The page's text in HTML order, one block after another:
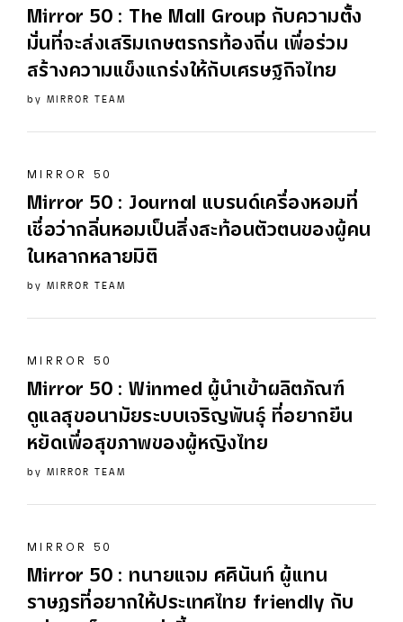
Mirror 50: The Mall Group กับความตั้ง
มั่นที่จะส่งเสริมเกษตรกรท้องถิ่น เพื่อร่วม
สร้างความแข็งแกร่งให้กับเศรษฐกิจไทย
by MIRROR TEAM
MIRROR 50
Mirror 50: Journal แบรนด์เครื่องหอมที่
เชื่อว่ากลิ่นหอมเป็นสิ่งสะท้อนตัวตนของผู้คน
ในหลากหลายมิติ
by MIRROR TEAM
MIRROR 50
Mirror 50: Winmed ผู้นำเข้าผลิตภัณฑ์
ดูแลสุขอนามัยระบบเจริญพันธุ์ ที่อยากยืน
หยัดเพื่อสุขภาพของผู้หญิงไทย
by MIRROR TEAM
MIRROR 50
Mirror 50: ทนายแจม ศศินันท์ ผู้แทน
ราษฏรที่อยากให้ประเทศไทย friendly กับ